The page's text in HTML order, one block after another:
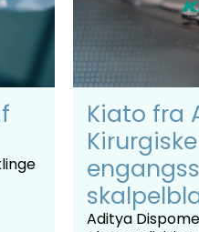
Kiato fra
Kirurgiske
Aditya